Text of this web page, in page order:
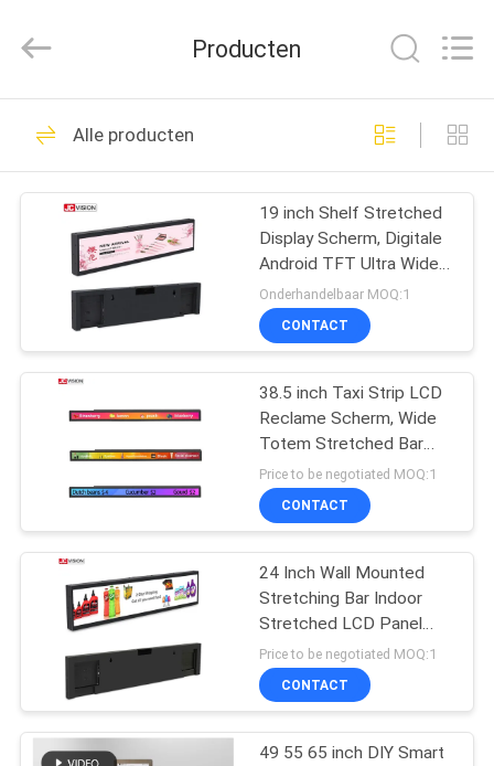
THUIS
PRODUCTEN
OVER
FABRIEKSTOCHT
KWALITEITSCONTROLE
NEEM
CONTACT
NIEUWS
Technology
Rights
Openlucht Digitale
Signage Vertoning
40
Digitale signage-
displays voor
binnenruimtes
105
LCD
Videomuurvertoning
Producten
Alle producten
19 inch Shelf Stretched
Display Scherm, Digitale
Android TFT Ultra Wide
Digital Signage
Onderhandelbaar MOQ:1
CONTACT
38.5 inch Taxi Strip LCD
Reclame Scherm, Wide
Totem Stretched Bar
LCD Monitor
Price to be negotiated MOQ:1
CONTACT
24 Inch Wall Mounted
Stretching Bar Indoor
Stretched LCD Panel
1920*360 IPS
Price to be negotiated MOQ:1
CONTACT
49 55 65 inch DIY Smart